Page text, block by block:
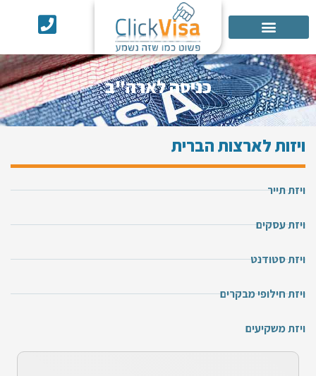
כניסה לארה"ב
ויזות לארצות הברית
ויזת תייר
ויזת עסקים
ויזת סטודנט
ויזת חילופי מבקרים
ויזת משקיעים